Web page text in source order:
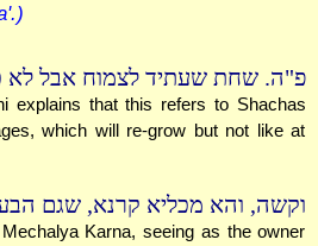
פ"ה. שחת שעתיד לצמוח אבל לא
explains that this refers to Shachas
which will re-grow but not like at
וקשה, והא מכליא קרנא, שגם
Karna, seeing as the owner